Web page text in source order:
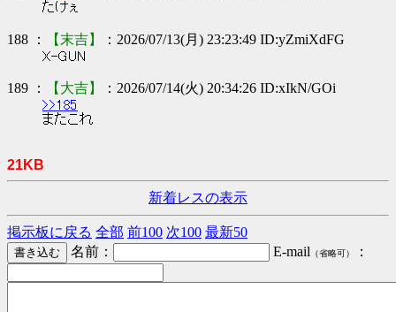
たけぇ
188 ： 【末吉】 ：2026/07/13(月) 23:23:49 ID:yZmiXdFG
X-GUN
189 ： 【大吉】 ：2026/07/14(火) 20:34:26 ID:xIkN/GOi
>>185
またこれ
21KB
新着レスの表示
掲示板に戻る 全部 前100 次100 最新50
名前：
E-mail （省略可） ：